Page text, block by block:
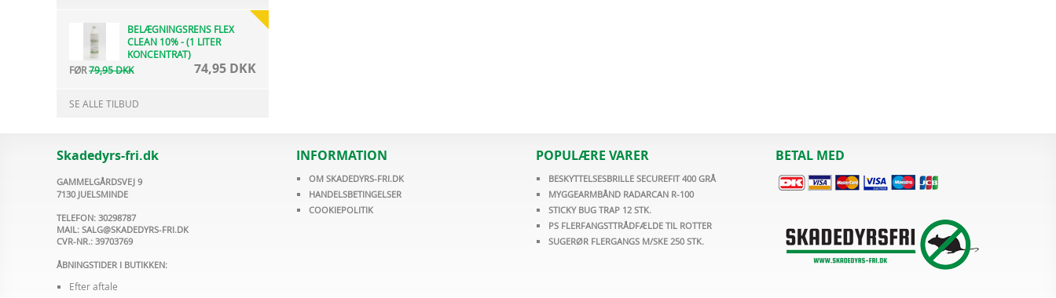
BELÆGNINGSRENS FLEX
CLEAN 10% - (1 LITER
KONCENTRAT)
FØR79,95 DKK 74,95 DKK
SE ALLE TILBUD
Skadedyrs-fri.dk
GAMMELGÅRDSVEJ 9
7130 JUELSMINDE
TELEFON: 30298787
MAIL: SALG@SKADEDYRS-FRI.DK
CVR-NR.: 39703769
ÅBNINGSTIDER I BUTIKKEN:
Efter aftale
INFORMATION
OM SKADEDYRS-FRI.DK
HANDELSBETINGELSER
COOKIEPOLITIK
POPULÆRE VARER
BESKYTTELSESBRILLE SECUREFIT 400 GRÅ
MYGGEARMBÅND RADARCAN R-100
STICKY BUG TRAP 12 STK.
PS FLERFANGSTTRÅDFÆLDE TIL ROTTER
SUGERØR FLERGANGS M/SKE 250 STK.
BETAL MED